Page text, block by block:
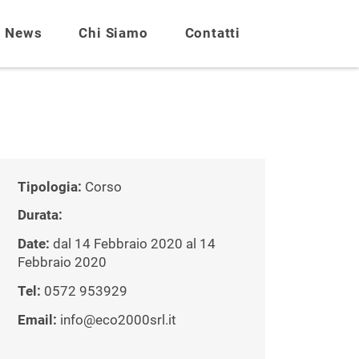
News Chi Siamo Contatti
Tipologia: Corso
Durata:
Date: dal 14 Febbraio 2020 al 14
Febbraio 2020
Tel: 0572 953929
Email: info@eco2000srl.it